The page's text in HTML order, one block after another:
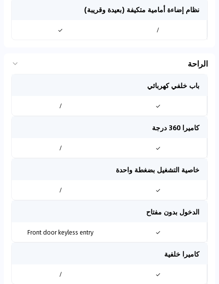
نظام إضاءة أمامية متكيفة (بعيدة وقريبة)
/
✓
الراحة
باب خلفي كهربائي
✓
/
كاميرا 360 درجة
✓
/
خاصية التشغيل بضغطة واحدة
✓
/
الدخول بدون مفتاح
✓
Front door keyless entry
كاميرا خلفية
✓
/